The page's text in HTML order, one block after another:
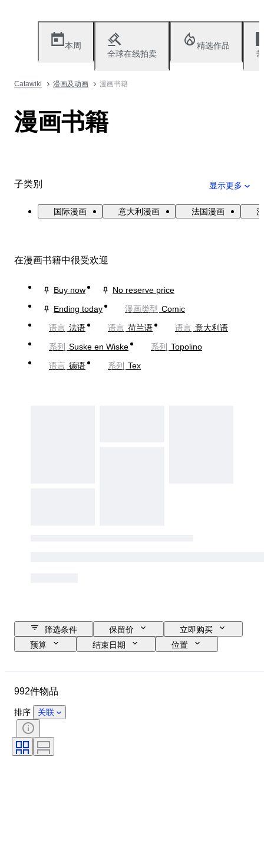
本周
全球在线拍卖
精选作品
Catawiki 漫画及动画 漫画书籍
漫画书籍
子类别 显示更多
国际漫画 意大利漫画 法国漫画
在漫画书籍中很受欢迎
Buy now
No reserve price
Ending today
漫画类型 Comic
语言 法语 语言 荷兰语 语言 意大利语
系列
Suske en Wiske 系列
Topolino
语言 德语 系列 Tex
筛选条件 保留价
立即购买
预算
结束日期
位置
课题
签名
语言
时代
出售者
992件物品
排序 关联